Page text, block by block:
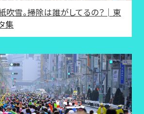
吹雪。掃除は誰がしてるの？│東
集